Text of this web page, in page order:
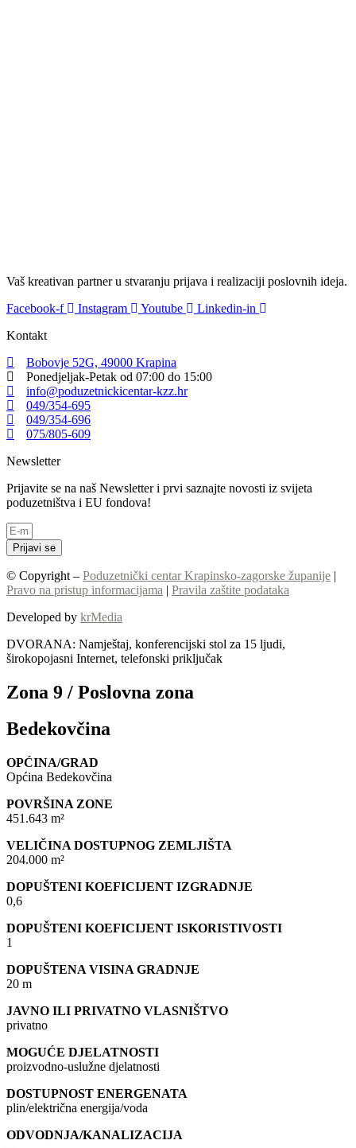
Vaš kreativan partner u stvaranju prijava i realizaciji poslovnih ideja.
Facebook-f
Instagram Youtube
Linkedin-in
Kontakt
Bobovje 52G, 49000 Krapina
Ponedjeljak-Petak od 07:00 do 15:00
info@poduzetnickicentar-kzz.hr
049/354-695
049/354-696
075/805-609
Newsletter
Prijavite se na naš Newsletter i prvi saznajte novosti iz svijeta
poduzetništva i EU fondova!
Prijavi se
© Copyright – Poduzetnički centar Krapinsko-zagorske županije |
Pravo na pristup informacijama | Pravila zaštite podataka
Developed by krMedia
DVORANA: Namještaj, konferencijski stol za 15 ljudi,
širokopojasni Internet, telefonski priključak
Zona 9 / Poslovna zona
Bedekovčina
OPĆINA/GRAD
Općina Bedekovčina
POVRŠINA ZONE
451.643 m²
VELIČINA DOSTUPNOG ZEMLJIŠTA
204.000 m²
DOPUŠTENI KOEFICIJENT IZGRADNJE
0,6
DOPUŠTENI KOEFICIJENT ISKORISTIVOSTI
1
DOPUŠTENA VISINA GRADNJE
20 m
JAVNO ILI PRIVATNO VLASNIŠTVO
privatno
MOGUĆE DJELATNOSTI
proizvodno-uslužne djelatnosti
DOSTUPNOST ENERGENATA
plin/električna energija/voda
ODVODNJA/KANALIZACIJA